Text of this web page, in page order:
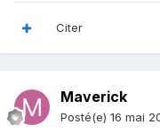
Citer
Maverick
Posté(e) 16 mai